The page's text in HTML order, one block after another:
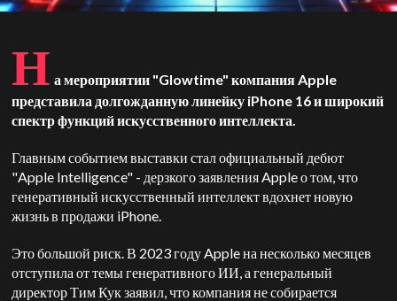
Н а мероприятии "Glowtime" компания Apple
представила долгожданную линейку iPhone 16 и широкий
спектр функций искусственного интеллекта.
Главным событием выставки стал официальный дебют
"Apple Intelligence" - дерзкого заявления Apple о том, что
генеративный искусственный интеллект вдохнет новую
жизнь в продажи iPhone.
Это большой риск. В 2023 году Apple на несколько месяцев
отступила от темы генеративного ИИ, а генеральный
директор Тим Кук заявил, что компания не собирается